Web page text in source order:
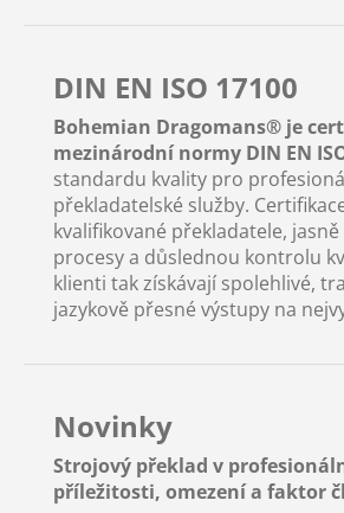
DIN EN ISO 17100
Bohemian Dragomans® je
mezinárodní normy DIN EN
standardu kvality pro
překladatelské služby.
kvalifikované překladatele,
procesy a důslednou kontrolu
klienti tak získávají spolehlivé,
jazykově přesné výstupy na
Novinky
Strojový překlad v
příležitosti, omezení a faktor